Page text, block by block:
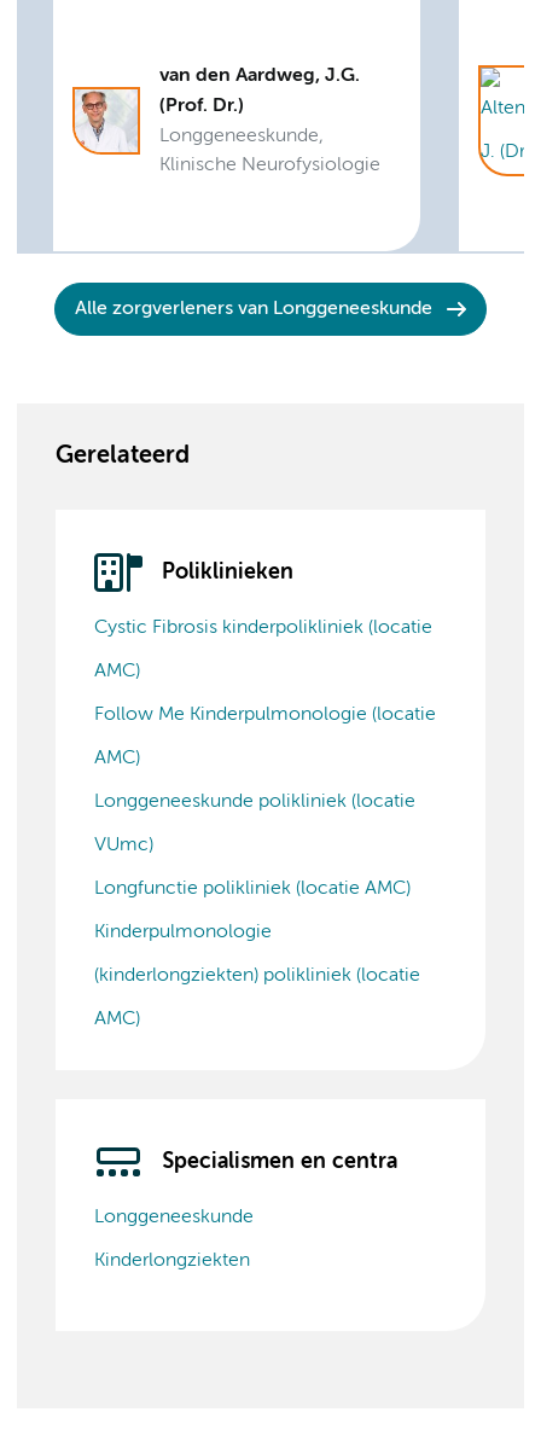
van den Aardweg, J.G.
(Prof. Dr.)
Longgeneeskunde,
Klinische Neurofysiologie
Alle zorgverleners van Longgeneeskunde
Gerelateerd
Poliklinieken
Cystic Fibrosis kinderpolikliniek (locatie
AMC)
Follow Me Kinderpulmonologie (locatie
AMC)
Longgeneeskunde polikliniek (locatie
VUmc)
Longfunctie polikliniek (locatie AMC)
Kinderpulmonologie
(kinderlongziekten) polikliniek (locatie
AMC)
Specialismen en centra
Longgeneeskunde
Kinderlongziekten